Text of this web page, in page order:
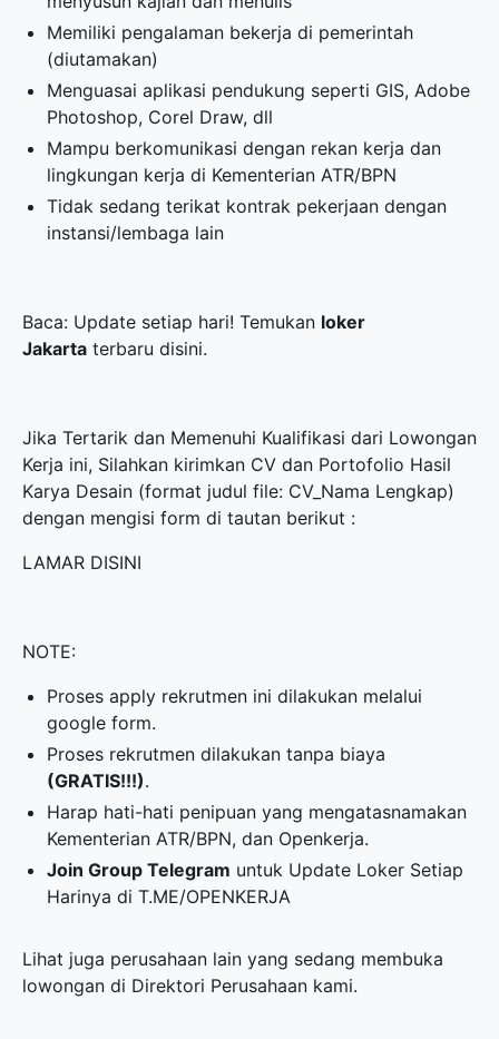
Memiliki pengalaman bekerja di pemerintah
(diutamakan)
Menguasai aplikasi pendukung seperti GIS, Adobe
Photoshop, Corel Draw, dll
Mampu berkomunikasi dengan rekan kerja dan
lingkungan kerja di Kementerian ATR/BPN
Tidak sedang terikat kontrak pekerjaan dengan
instansi/lembaga lain
Baca: Update setiap hari! Temukan loker
Jakarta terbaru disini.
Jika Tertarik dan Memenuhi Kualifikasi dari Lowongan
Kerja ini, Silahkan kirimkan CV dan Portofolio Hasil
Karya Desain (format judul file: CV_Nama Lengkap)
dengan mengisi form di tautan berikut :
LAMAR DISINI
NOTE:
Proses apply rekrutmen ini dilakukan melalui
google form.
Proses rekrutmen dilakukan tanpa biaya
(GRATIS!!!).
Harap hati-hati penipuan yang mengatasnamakan
Kementerian ATR/BPN, dan Openkerja.
Join Group Telegram untuk Update Loker Setiap
Harinya diT.ME/OPENKERJA
Lihat juga perusahaan lain yang sedang membuka
lowongan di Direktori Perusahaan kami.